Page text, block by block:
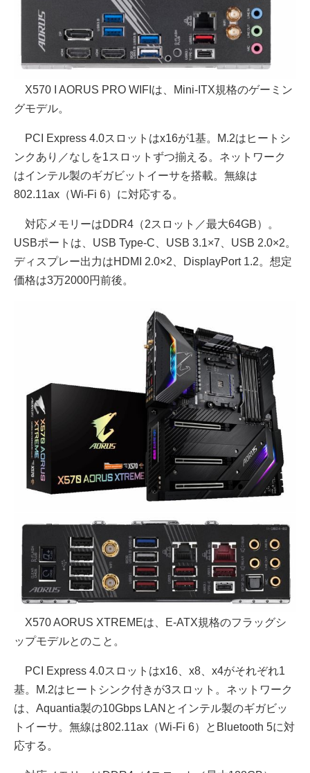
X570 I AORUS PRO WIFIは、Mini-ITX規格のゲーミン
グモデル。
PCI Express 4.0スロットはx16が1基。M.2はヒートシ
ンクあり／なしを1スロットずつ揃える。ネットワーク
はインテル製のギガビットイーサを搭載。無線は
802.11ax（Wi-Fi 6）に対応する。
対応メモリーはDDR4（2スロット／最大64GB）。
USBポートは、USB Type-C、USB 3.1×7、USB 2.0×2。
ディスプレー出力はHDMI 2.0×2、DisplayPort 1.2。想定
価格は3万2000円前後。
X570 AORUS XTREMEは、E-ATX規格のフラッグシ
ップモデルとのこと。
PCI Express 4.0スロットはx16、x8、x4がそれぞれ1
基。M.2はヒートシンク付きが3スロット。ネットワーク
は、Aquantia製の10Gbps LANとインテル製のギガビッ
トイーサ。無線は802.11ax（Wi-Fi 6）とBluetooth 5に対
応する。